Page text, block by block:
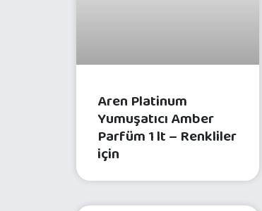
Aren Platinum
Yumuşatıcı Amber
Parfüm 1 lt – Renkliler
için